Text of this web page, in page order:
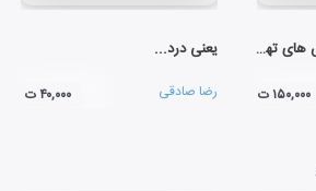
احوالات شخصی ۶: والس های تهران
۱۵۰,۰۰۰ ت
یعنی درد...
رضا صادقی ۴۰,۰۰۰ ت